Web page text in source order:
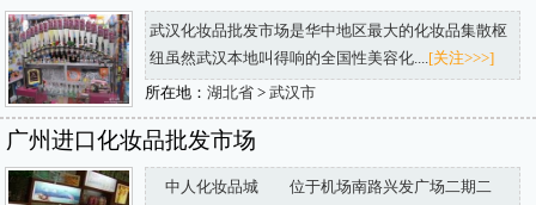
武汉化妆品批发市场是华中地区最大的化妆品集散枢
纽虽然武汉本地叫得响的全国性美容化.... [关注>>>]
所在地： 湖北省> 武汉市
广州进口化妆品批发市场
中人化妆品城 位于机场南路兴发广场二期二